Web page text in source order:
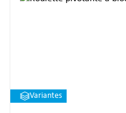
Variantes